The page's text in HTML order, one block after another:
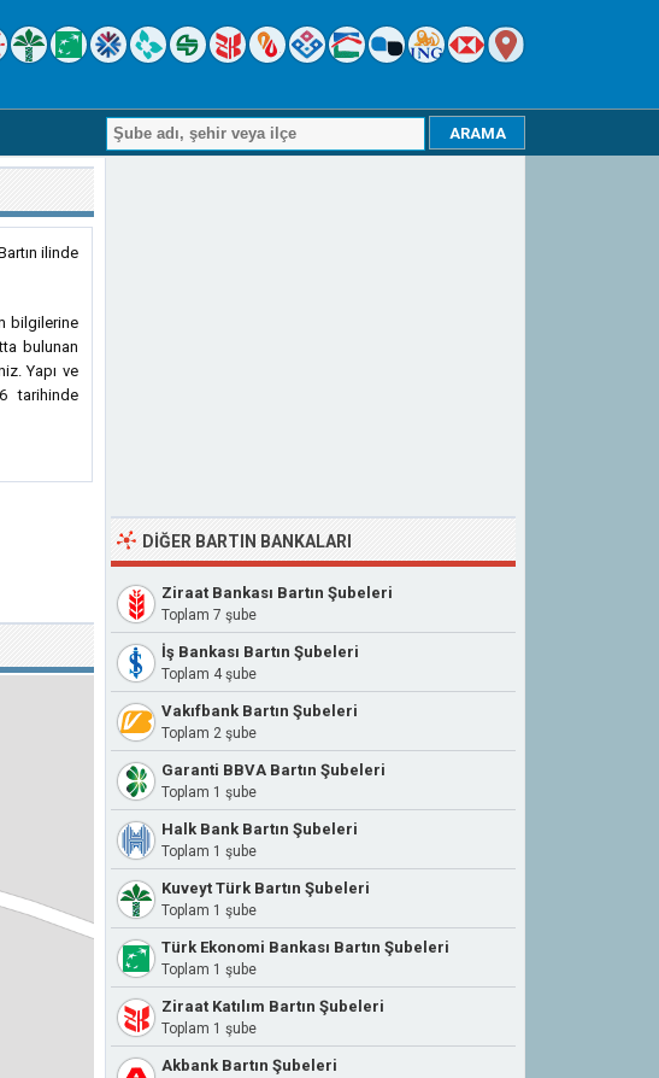
ilinde
bilgilerine
bulunan
Yapı ve
tarihinde
DIĞER BARTIN BANKALARI
Ziraat Bankası Bartın Şubeleri
Toplam 7 şube
İş Bankası Bartın Şubeleri
Toplam 4 şube
Vakıfbank Bartın Şubeleri
Toplam 2 şube
Garanti BBVA Bartın Şubeleri
Toplam 1 şube
Halk Bank Bartın Şubeleri
Toplam 1 şube
Kuveyt Türk Bartın Şubeleri
Toplam 1 şube
Türk Ekonomi Bankası Bartın Şubeleri
Toplam 1 şube
Ziraat Katılım Bartın Şubeleri
Toplam 1 şube
Akbank Bartın Şubeleri